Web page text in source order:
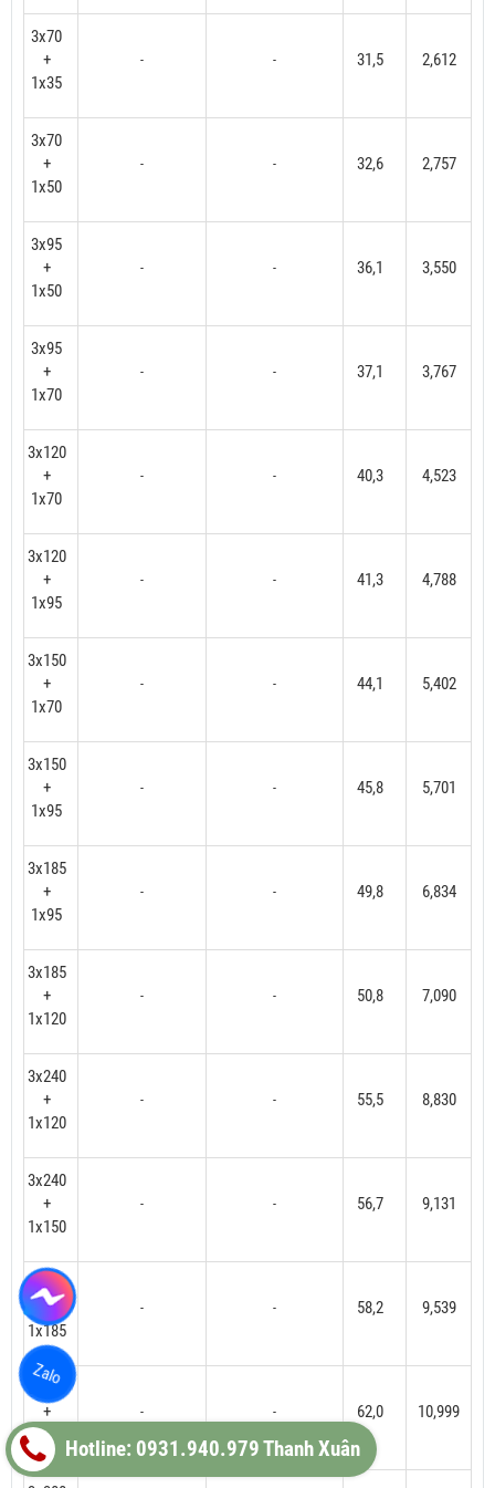
3x70
+
1x35
- - 31,5 2,612
3x70
+
1x50
- - 32,6 2,757
3x95
+
1x50
- - 36,1 3,550
3x95
+
1x70
- - 37,1 3,767
3x120
+
1x70
- - 40,3 4,523
3x120
+
1x95
- - 41,3 4,788
3x150
+
1x70
- - 44,1 5,402
3x150
+
1x95
- - 45,8 5,701
3x185
+
1x95
- - 49,8 6,834
3x185
+
1x120
- - 50,8 7,090
3x240
+
1x120
- - 55,5 8,830
3x240
+
1x150
- - 56,7 9,131
3x240
+
1x185
- - 58,2 9,539
3x300
+
1x150
- - 62,0 10,999
Hotline: 0931.940.979 Thanh Xuân
Zalo